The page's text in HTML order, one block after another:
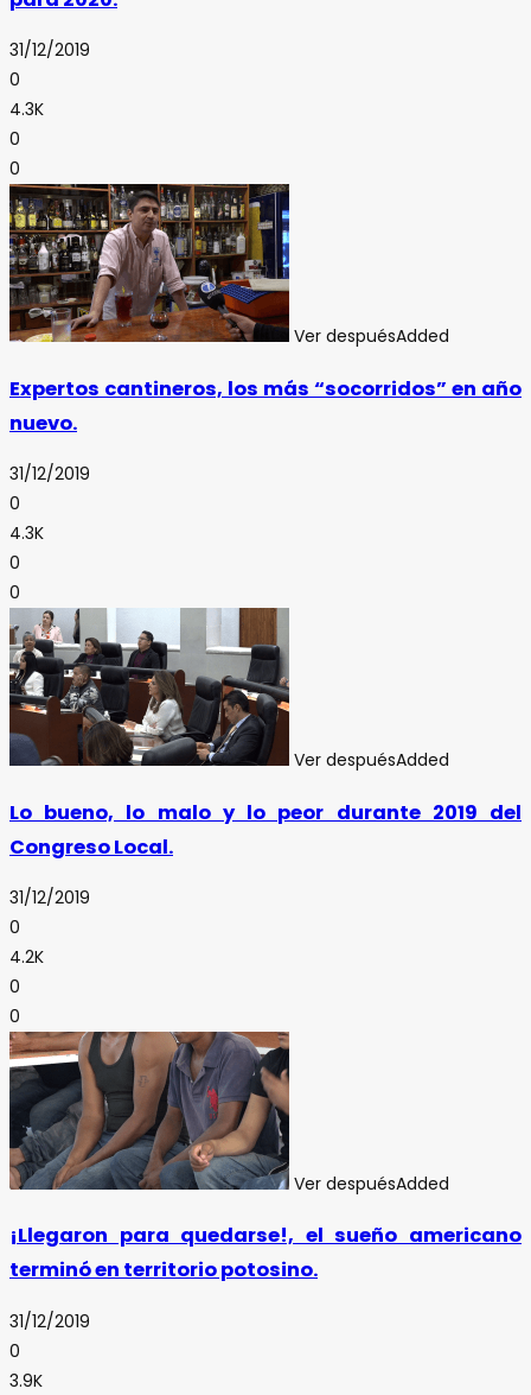
31/12/2019
0
4.3K
0
0
Ver despuésAdded
Expertos cantineros, los más “socorridos” en año
nuevo.
31/12/2019
0
4.3K
0
0
Ver despuésAdded
Lo bueno, lo malo y lo peor durante 2019 del
Congreso Local.
31/12/2019
0
4.2K
0
0
Ver despuésAdded
¡Llegaron para quedarse!, el sueño americano
terminó en territorio potosino.
31/12/2019
0
3.9K